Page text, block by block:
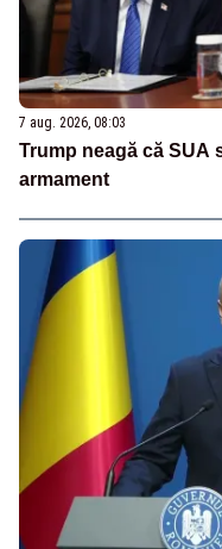
7 aug. 2026, 08:03
Trump neagă că SUA
armament